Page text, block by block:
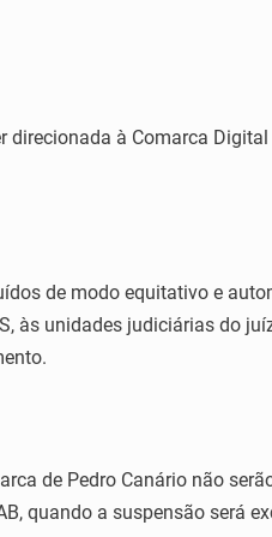
à Comarca
de modo equitativo e
às unidades judiciárias do
de Pedro Canário não
quando a suspensão será